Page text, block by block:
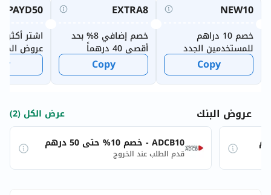
NEW10
خصم 10 دراهم
للمستخدمين الجدد
Copy
EXTRA8
خصم إضافي 8% بحد
أقصى 40 درهماً
Copy
PAYD50
اشتر أكثر
عروض
الأسبوعية
عروض البنك
عرض الكل (2)
ADCB10 - خصم 10% حتى 50 درهم
قدم الطلب عند الخروج